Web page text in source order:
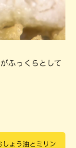
ふっくらとして
しょう油とミリン